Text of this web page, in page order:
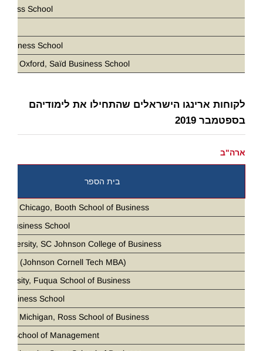
School
School
of Oxford, Saïd Business School
לקוחות ארינגו הישראלים שהתחילו את לימודיהם
בספטמבר 2019
ארה"ב
בית הספר
of Chicago, Booth School of Business
Business School
SC Johnson College of Business
(Johnson Cornell Tech MBA)
Fuqua School of Business
Business School
of Michigan, Ross School of Business
School of Management